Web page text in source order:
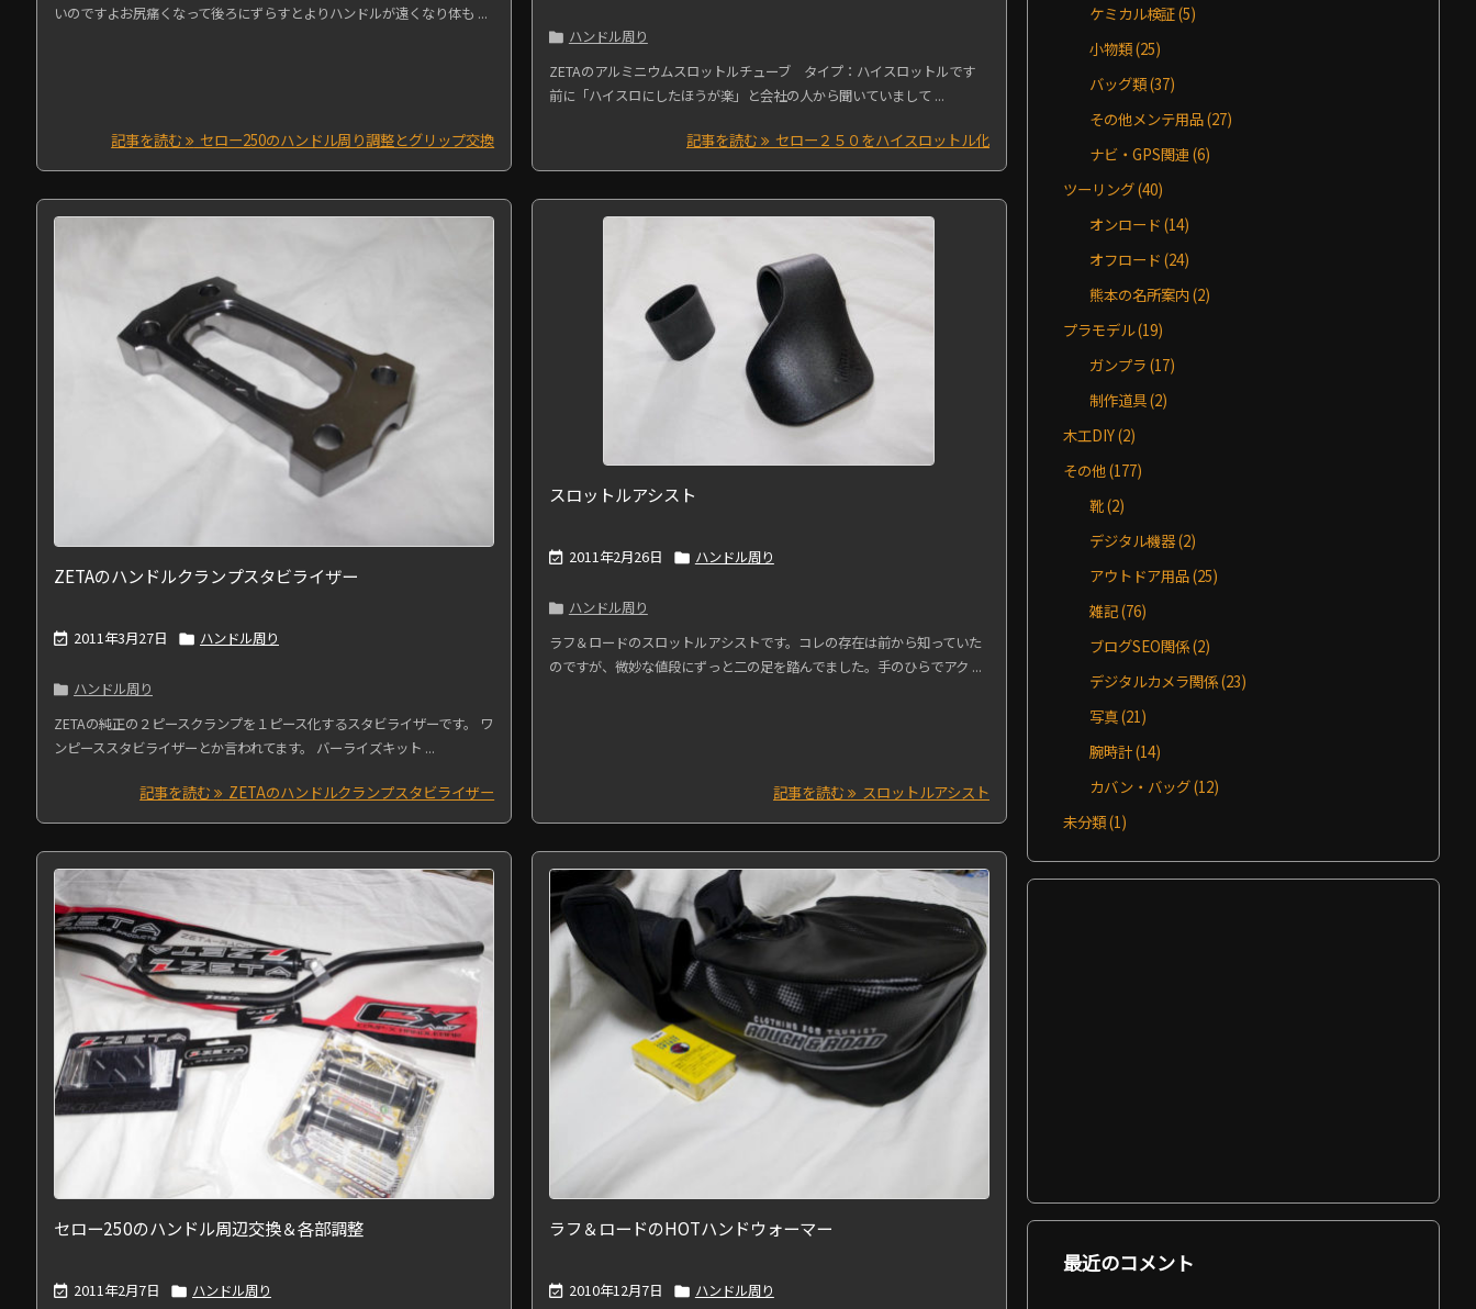
いのですよお尻痛くなって後ろにずらすとよりハンドルが遠くなり体も ...
記事を読む セロー250のハンドル周り調整とグリップ交換
 ハンドル周り
ZETAのアルミニウムスロットルチューブ タイプ：ハイスロットルです
前に「ハイスロにしたほうが楽」と会社の人から聞いていまして ...
記事を読む セロー２５０をハイスロットル化
ZETAのハンドルクランプスタビライザー
 2011年3月27日  ハンドル周り
 ハンドル周り
ZETAの純正の２ピースクランプを１ピース化するスタビライザーです。 ワ
ンピーススタビライザーとか言われてます。 バーライズキット ...
記事を読む ZETAのハンドルクランプスタビライザー
スロットルアシスト
 2011年2月26日  ハンドル周り
 ハンドル周り
ラフ＆ロードのスロットルアシストです。コレの存在は前から知っていた
のですが、微妙な値段にずっと二の足を踏んでました。手のひらでアク ...
記事を読む スロットルアシスト
セロー250のハンドル周辺交換＆各部調整
 2011年2月7日  ハンドル周り
ラフ＆ロードのHOTハンドウォーマー
 2010年12月7日  ハンドル周り
ケミカル検証(5)
小物類(25)
バッグ類(37)
その他メンテ用品(27)
ナビ・GPS関連(6)
ツーリング(40)
オンロード(14)
オフロード(24)
熊本の名所案内(2)
プラモデル(19)
ガンプラ(17)
制作道具(2)
木工DIY(2)
その他(177)
靴(2)
デジタル機器(2)
アウトドア用品(25)
雑記(76)
ブログSEO関係(2)
デジタルカメラ関係(23)
写真(21)
腕時計(14)
カバン・バッグ(12)
未分類(1)
最近のコメント